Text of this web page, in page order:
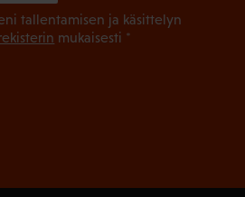
tallentamisen ja käsittelyn
mukaisesti *